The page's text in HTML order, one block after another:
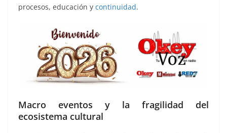
procesos, educación y continuidad.
Macro eventos y la fragilidad del
ecosistema cultural